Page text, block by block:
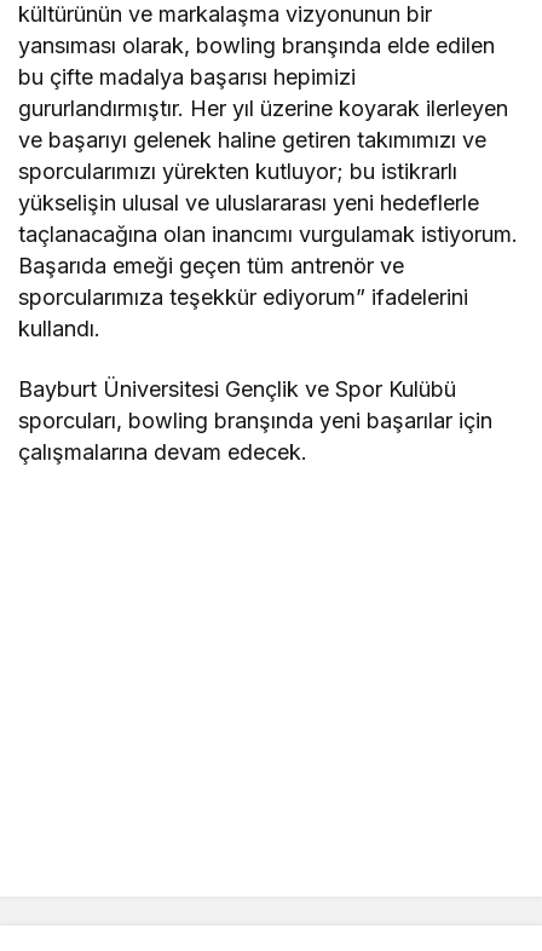
kültürünün ve markalaşma vizyonunun bir
yansıması olarak, bowling branşında elde edilen
bu çifte madalya başarısı hepimizi
gururlandırmıştır. Her yıl üzerine koyarak ilerleyen
ve başarıyı gelenek haline getiren takımımızı ve
sporcularımızı yürekten kutluyor; bu istikrarlı
yükselişin ulusal ve uluslararası yeni hedeflerle
taçlanacağına olan inancımı vurgulamak istiyorum.
Başarıda emeği geçen tüm antrenör ve
sporcularımıza teşekkür ediyorum” ifadelerini
kullandı.
Bayburt Üniversitesi Gençlik ve Spor Kulübü
sporcuları, bowling branşında yeni başarılar için
çalışmalarına devam edecek.